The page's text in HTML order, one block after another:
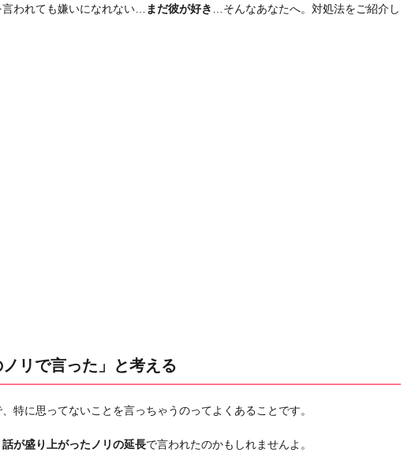
われても嫌いになれない… まだ彼が好き
…そんなあなたへ。対処法をご紹介し
リで言った」と考える
特に思ってないことを言っちゃうのってよくあることです。
話が盛り上がったノリの延長で言われたのかもしれませんよ。